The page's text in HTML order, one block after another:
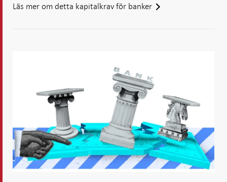
Läs mer om detta kapitalkrav för banker